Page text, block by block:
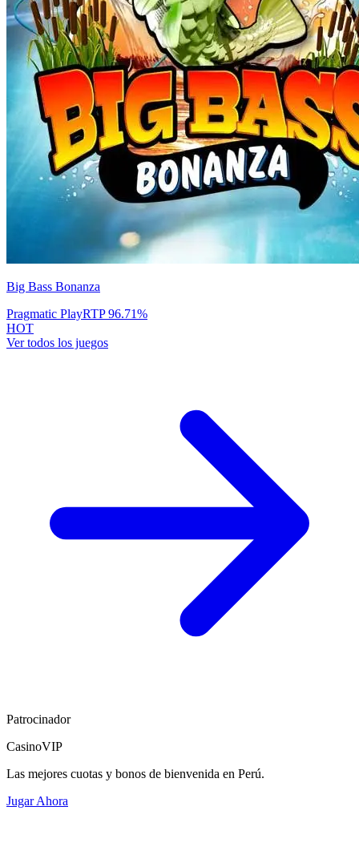
Big Bass Bonanza
Pragmatic PlayRTP96.71%
HOT
Ver todos los juegos
Patrocinador
CasinoVIP
Las mejores cuotas y bonos de bienvenida en Perú.
Jugar Ahora